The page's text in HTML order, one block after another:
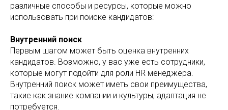
различные способы и ресурсы, которые можно
использовать при поиске кандидатов:
Внутренний поиск
Первым шагом может быть оценка внутренних
кандидатов. Возможно, у вас уже есть сотрудники,
которые могут подойти для роли HR менеджера.
Внутренний поиск может иметь свои преимущества,
такие как знание компании и культуры, адаптация не
потребуется.